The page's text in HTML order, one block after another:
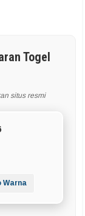
Togel
situs resmi
Warna